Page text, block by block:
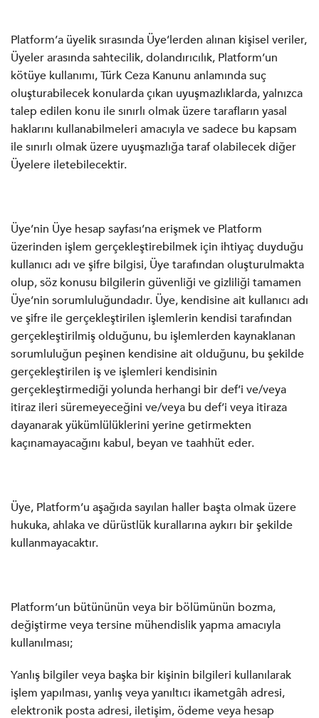
Platform’a üyelik sırasında Üye’lerden alınan kişisel veriler,
Üyeler arasında sahtecilik, dolandırıcılık, Platform’un
kötüye kullanımı, Türk Ceza Kanunu anlamında suç
oluşturabilecek konularda çıkan uyuşmazlıklarda, yalnızca
talep edilen konu ile sınırlı olmak üzere tarafların yasal
haklarını kullanabilmeleri amacıyla ve sadece bu kapsam
ile sınırlı olmak üzere uyuşmazlığa taraf olabilecek diğer
Üyelere iletebilecektir.
Üye’nin Üye hesap sayfası’na erişmek ve Platform
üzerinden işlem gerçekleştirebilmek için ihtiyaç duyduğu
kullanıcı adı ve şifre bilgisi, Üye tarafından oluşturulmakta
olup, söz konusu bilgilerin güvenliği ve gizliliği tamamen
Üye’nin sorumluluğundadır. Üye, kendisine ait kullanıcı adı
ve şifre ile gerçekleştirilen işlemlerin kendisi tarafından
gerçekleştirilmiş olduğunu, bu işlemlerden kaynaklanan
sorumluluğun peşinen kendisine ait olduğunu, bu şekilde
gerçekleştirilen iş ve işlemleri kendisinin
gerçekleştirmediği yolunda herhangi bir def’i ve/veya
itiraz ileri süremeyeceğini ve/veya bu def’i veya itiraza
dayanarak yükümlülüklerini yerine getirmekten
kaçınamayacağını kabul, beyan ve taahhüt eder.
Üye, Platform’u aşağıda sayılan haller başta olmak üzere
hukuka, ahlaka ve dürüstlük kurallarına aykırı bir şekilde
kullanmayacaktır.
Platform’un bütününün veya bir bölümünün bozma,
değiştirme veya tersine mühendislik yapma amacıyla
kullanılması;
Yanlış bilgiler veya başka bir kişinin bilgileri kullanılarak
işlem yapılması, yanlış veya yanıltıcı ikametgâh adresi,
elektronik posta adresi, iletişim, ödeme veya hesap